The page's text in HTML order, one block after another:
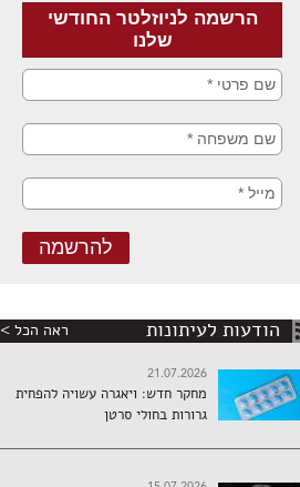
הודעות לעיתונות ראה הכל >
21.07.2026
מחקר חדש: ויאגרה עשויה להפחית
גרורות בחולי סרטן